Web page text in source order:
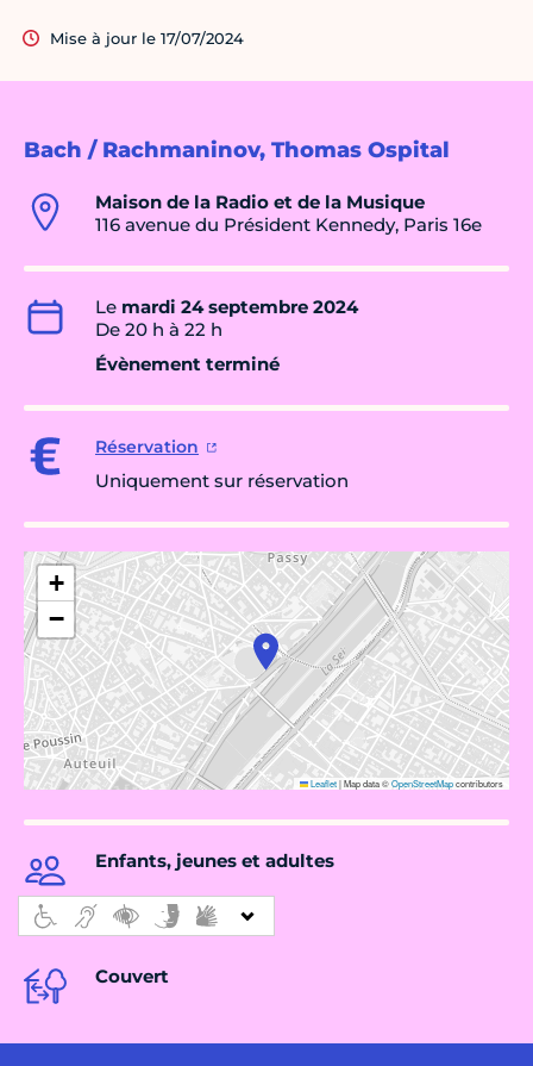
Bach / Rachmaninov, Thomas Ospital
Maison de la Radio et de la Musique
116 avenue du Président Kennedy, Paris 16e
Le mardi 24 septembre 2024
De 20 h à 22 h
Évènement terminé
Réservation
Uniquement sur réservation
+
−
Leaflet|Map data ©OpenStreetMapcontributors
Enfants, jeunes et adultes
Couvert
Mise à jour le 17/07/2024